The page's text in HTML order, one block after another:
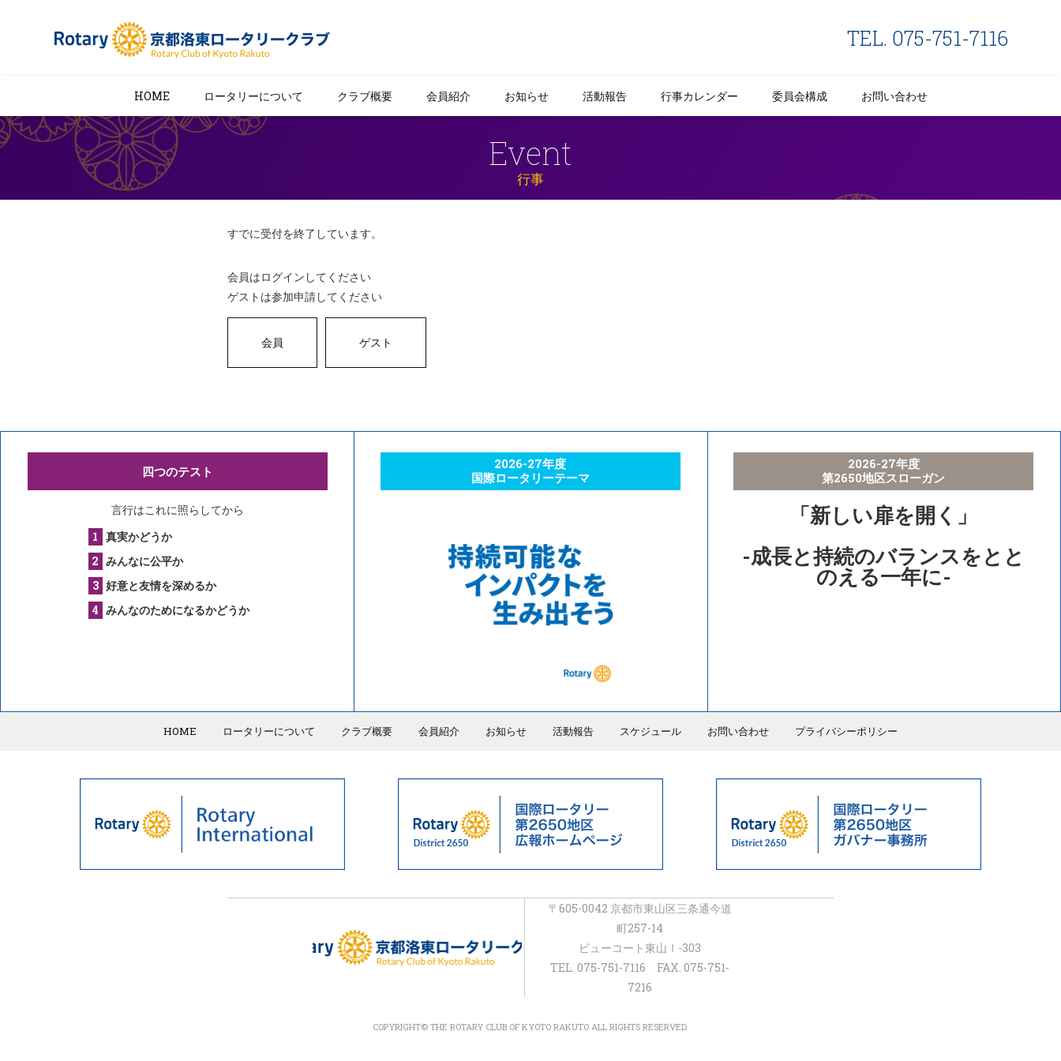
TEL. 075-751-7116
HOME ロータリーについて クラブ概要 会員紹介 お知らせ 活動報告 行事カレンダー 委員会構成 お問い合わせ
Event
行事
すでに受付を終了しています。
会員はログインしてください
ゲストは参加申請してください
四つのテスト
言行はこれに照らしてから
真実かどうか
みんなに公平か
好意と友情を深めるか
みんなのためになるかどうか
2026-27年度
国際ロータリーテーマ
2026-27年度
第2650地区スローガン
「新しい扉を開く」
-成長と持続のバランスをとと
のえる一年に-
HOME ロータリーについて クラブ概要 会員紹介 お知らせ 活動報告 スケジュール お問い合わせ プライバシーポリシー
〒605-0042 京都市東山区三条通今道
町257-14
ビューコート東山Ⅰ-303
TEL. 075-751-7116 FAX. 075-751-
7216
COPYRIGHT© THE ROTARY CLUB OF KYOTO RAKUTO ALL RIGHTS RESERVED.